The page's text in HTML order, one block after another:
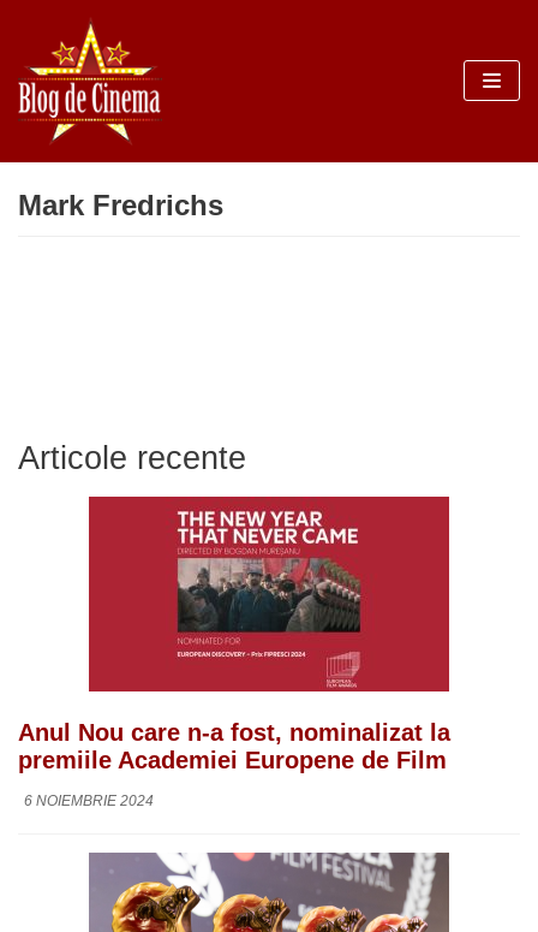
Sari
la
conținut
Mark Fredrichs
Articole recente
Anul Nou care n-a fost, nominalizat la
premiile Academiei Europene de Film
6 NOIEMBRIE 2024